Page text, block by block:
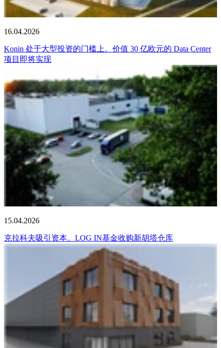
16.04.2026
Konin 处于大型投资的门槛上。价值 30 亿欧元的 Data Center
项目即将实现
15.04.2026
克拉科夫吸引资本。LOG IN基金收购新胡塔仓库